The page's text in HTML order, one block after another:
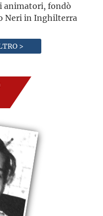
animatori, fondò
Neri in Inghilterra
>